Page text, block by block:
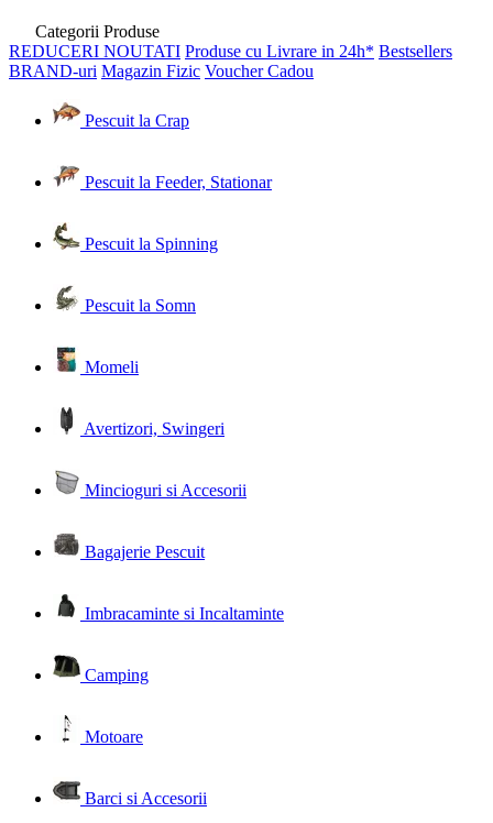
Categorii Produse
REDUCERI NOUTATI Produse cu Livrare in 24h* Bestsellers
BRAND-uri Magazin Fizic Voucher Cadou
Pescuit la Crap
Pescuit la Feeder, Stationar
Pescuit la Spinning
Pescuit la Somn
Momeli
Avertizori, Swingeri
Mincioguri si Accesorii
Bagajerie Pescuit
Imbracaminte si Incaltaminte
Camping
Motoare
Barci si Accesorii